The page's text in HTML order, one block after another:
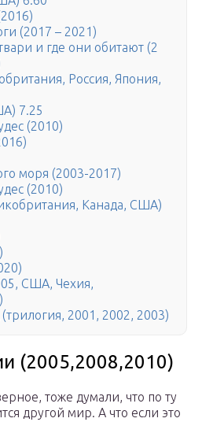
(2017 – 2021)
и где они обитают (2
Россия, Япония,
7.25
(2010)
моря (2003-2017)
(2010)
Канада, США)
США, Чехия,
2001, 2002, 2003)
(2005,2008,2010)
тоже думали, что по ту
другой мир. А что если это